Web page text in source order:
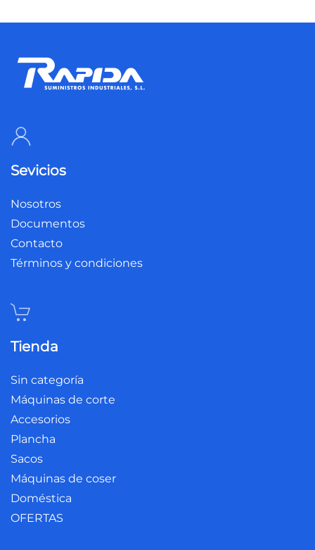
Sevicios
Nosotros
Documentos
Contacto
Términos y condiciones
Tienda
Sin categoría
Máquinas de corte
Accesorios
Plancha
Sacos
Máquinas de coser
Doméstica
OFERTAS